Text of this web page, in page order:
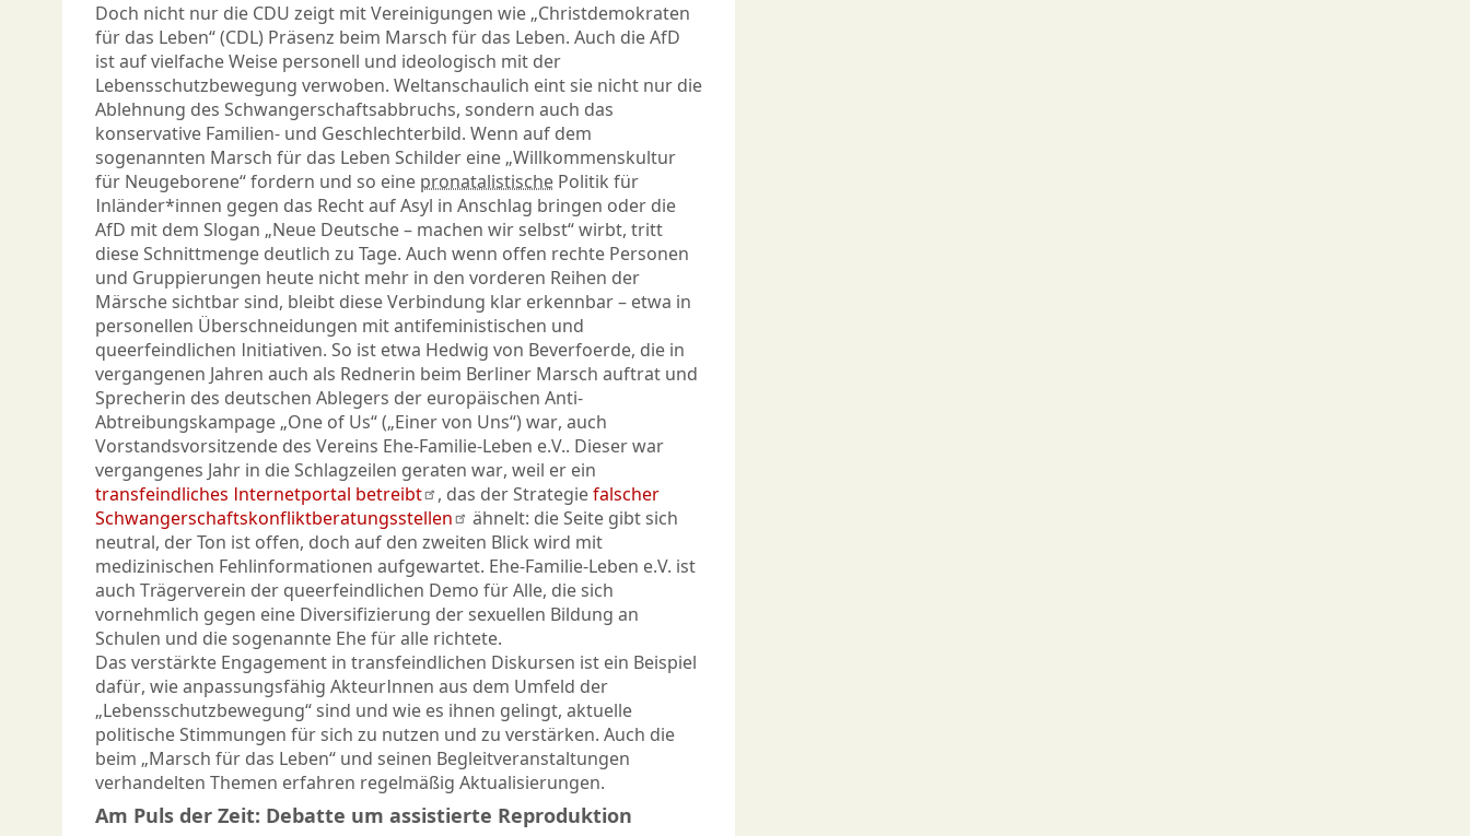
Doch nicht nur die CDU zeigt mit Vereinigungen wie „Christdemokraten
für das Leben“ (CDL) Präsenz beim Marsch für das Leben. Auch die AfD
ist auf vielfache Weise personell und ideologisch mit der
Lebensschutzbewegung verwoben. Weltanschaulich eint sie nicht nur die
Ablehnung des Schwangerschaftsabbruchs, sondern auch das
konservative Familien- und Geschlechterbild. Wenn auf dem
sogenannten Marsch für das Leben Schilder eine „Willkommenskultur
für Neugeborene“ fordern und so eine pronatalistische Politik für
Inländer*innen gegen das Recht auf Asyl in Anschlag bringen oder die
AfD mit dem Slogan „Neue Deutsche – machen wir selbst“ wirbt, tritt
diese Schnittmenge deutlich zu Tage. Auch wenn offen rechte Personen
und Gruppierungen heute nicht mehr in den vorderen Reihen der
Märsche sichtbar sind, bleibt diese Verbindung klar erkennbar – etwa in
personellen Überschneidungen mit antifeministischen und
queerfeindlichen Initiativen. So ist etwa Hedwig von Beverfoerde, die in
vergangenen Jahren auch als Rednerin beim Berliner Marsch auftrat und
Sprecherin des deutschen Ablegers der europäischen Anti-
Abtreibungskampage „One of Us“ („Einer von Uns“) war, auch
Vorstandsvorsitzende des Vereins Ehe-Familie-Leben e.V.. Dieser war
vergangenes Jahr in die Schlagzeilen geraten war, weil er ein
transfeindliches Internetportal betreibt
, das der Strategiefalscher
Schwangerschaftskonfliktberatungsstellen
ähnelt: die Seite gibt sich
neutral, der Ton ist offen, doch auf den zweiten Blick wird mit
medizinischen Fehlinformationen aufgewartet. Ehe-Familie-Leben e.V. ist
auch Trägerverein der queerfeindlichen Demo für Alle, die sich
vornehmlich gegen eine Diversifizierung der sexuellen Bildung an
Schulen und die sogenannte Ehe für alle richtete.
Das verstärkte Engagement in transfeindlichen Diskursen ist ein Beispiel
dafür, wie anpassungsfähig AkteurInnen aus dem Umfeld der
„Lebensschutzbewegung“ sind und wie es ihnen gelingt, aktuelle
politische Stimmungen für sich zu nutzen und zu verstärken. Auch die
beim „Marsch für das Leben“ und seinen Begleitveranstaltungen
verhandelten Themen erfahren regelmäßig Aktualisierungen.
Am Puls der Zeit: Debatte um assistierte Reproduktion